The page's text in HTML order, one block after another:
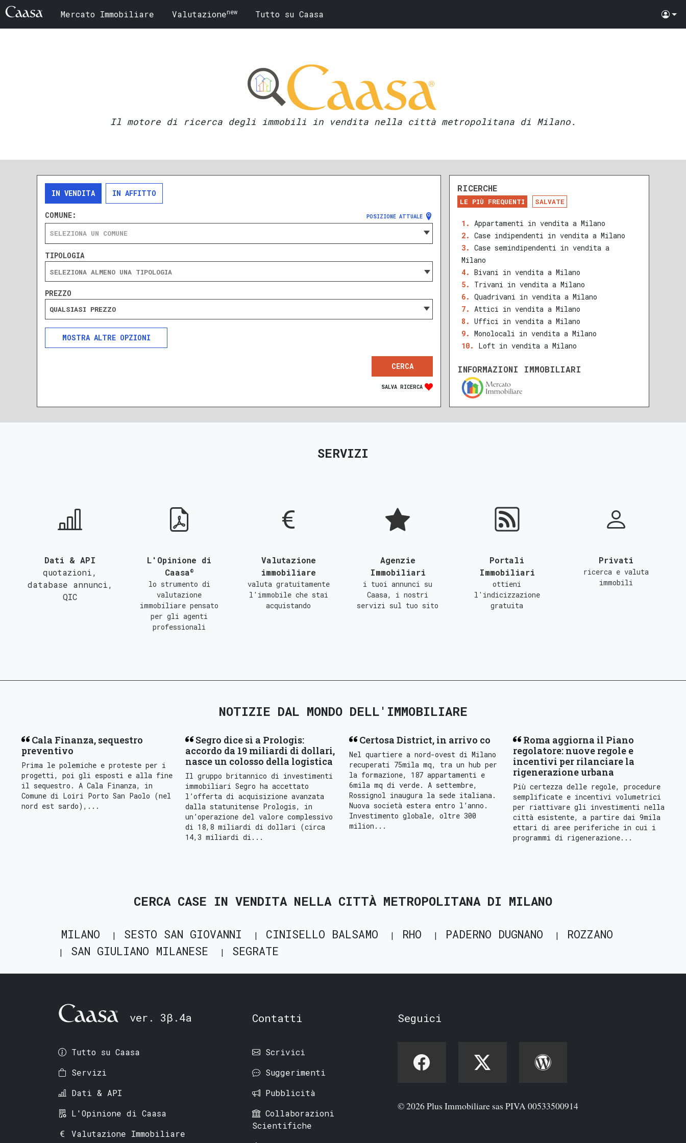
Mercato Immobiliare Valutazionenew Tutto su Caasa
Il motore di ricerca degli immobili in vendita nella città metropolitana di Milano.
IN VENDITA IN AFFITTO
COMUNE: POSIZIONE ATTUALE
SELEZIONA UN COMUNE
TIPOLOGIA
PREZZO
QUALSIASI PREZZO
ALTRE OPZIONI
RISTRUTTURATO
A C E G
SALVA RICERCA
RICERCHE
LE PIÙ FREQUENTI SALVATE
Appartamenti in vendita a Milano
Case indipendenti in vendita a Milano
Case semindipendenti in vendita a
Milano
Bivani in vendita a Milano
Trivani in vendita a Milano
Quadrivani in vendita a Milano
Attici in vendita a Milano
Uffici in vendita a Milano
Monolocali in vendita a Milano
Loft in vendita a Milano
INFORMAZIONI IMMOBILIARI
SERVIZI
Dati & API
quotazioni,
database annunci,
QIC
L'Opinione di
Caasa©
lo strumento di
valutazione
immobiliare pensato
per gli agenti
professionali
Valutazione
immobiliare
valuta gratuitamente
l'immobile che stai
acquistando
Agenzie
Immobiliari
i tuoi annunci su
Caasa, i nostri
servizi sul tuo sito
Portali
Immobiliari
ottieni
l'indicizzazione
gratuita
Privati
ricerca e valuta
immobili
NOTIZIE DAL MONDO DELL'IMMOBILIARE
Cala Finanza, sequestro
preventivo
Prima le polemiche e proteste per i
progetti, poi gli esposti e alla fine
il sequestro. A Cala Finanza, in
Comune di Loiri Porto San Paolo (nel
nord est sardo),...
Segro dice sì a Prologis:
accordo da 19 miliardi di dollari,
nasce un colosso della logistica
Il gruppo britannico di investimenti
immobiliari Segro ha accettato
l’offerta di acquisizione avanzata
dalla statunitense Prologis, in
un’operazione del valore complessivo
di 18,8 miliardi di dollari (circa
14,3 miliardi di...
Certosa District, in arrivo co
Nel quartiere a nord-ovest di Milano
recuperati 75mila mq, tra un hub per
la formazione, 187 appartamenti e
6mila mq di verde. A settembre,
Rossignol inaugura la sede italiana.
Nuova società estera entro l’anno.
Investimento globale, oltre 300
milion...
Roma aggiorna il Piano
regolatore: nuove regole e
incentivi per rilanciare la
rigenerazione urbana
Più certezza delle regole, procedure
semplificate e incentivi volumetrici
per riattivare gli investimenti nella
città esistente, a partire dai 9mila
ettari di aree periferiche in cui i
programmi di rigenerazione...
CERCA CASE IN VENDITA NELLA CITTÀ METROPOLITANA DI MILANO
MILANO SESTO SAN GIOVANNI CINISELLO BALSAMO RHO PADERNO DUGNANO
ROZZANO
SAN GIULIANO MILANESE
SEGRATE
ver. 3β.4a
Tutto su Caasa
Servizi
Dati & API
L'Opinione di Caasa
Valutazione Immobiliare
Contatti
Scrivici
Suggerimenti
Pubblicità
Collaborazioni
Scientifiche
Seguici
© 2026 Plus Immobiliare sas PIVA 00533500914